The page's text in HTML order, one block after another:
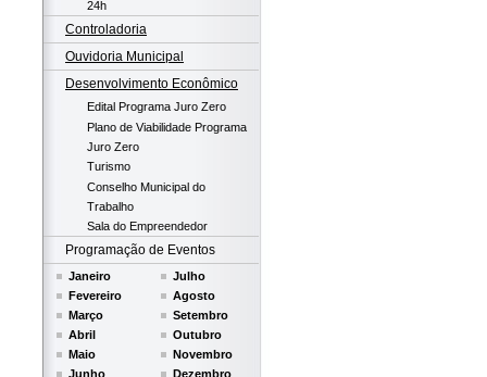
24h
Controladoria
Ouvidoria Municipal
Desenvolvimento Econômico
Edital Programa Juro Zero
Plano de Viabilidade Programa
Juro Zero
Turismo
Conselho Municipal do
Trabalho
Sala do Empreendedor
Programação de Eventos
Janeiro
Fevereiro
Março
Abril
Maio
Junho
Julho
Agosto
Setembro
Outubro
Novembro
Dezembro